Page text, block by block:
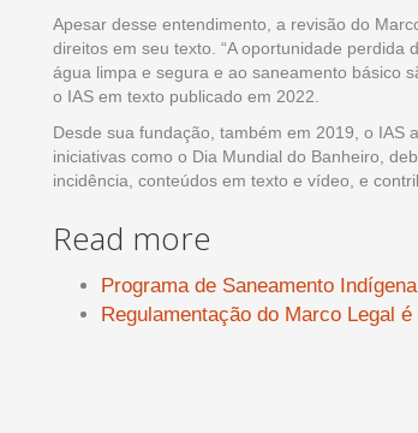
Apesar desse entendimento, a revisão do
direitos em seu texto. “A oportunidade
água limpa e segura e ao saneamento básico
o IAS em texto publicado em 2022.
Desde sua fundação, também em 2019, o IAS
iniciativas como o Dia Mundial do Banheiro,
incidência, conteúdos em texto e vídeo, e
Read more
Programa de Saneamento
Regulamentação do Marco Legal